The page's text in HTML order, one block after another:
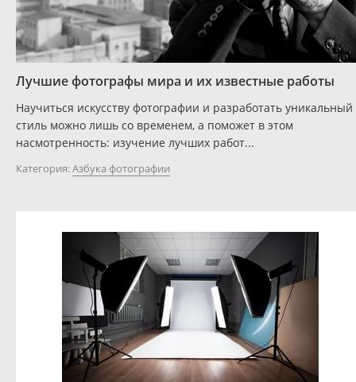
Лучшие фотографы мира и их известные работы
Научиться искусству фотографии и разработать уникальный
стиль можно лишь со временем, а поможет в этом
насмотренность: изучение лучших работ...
Категория:Азбука фотографии